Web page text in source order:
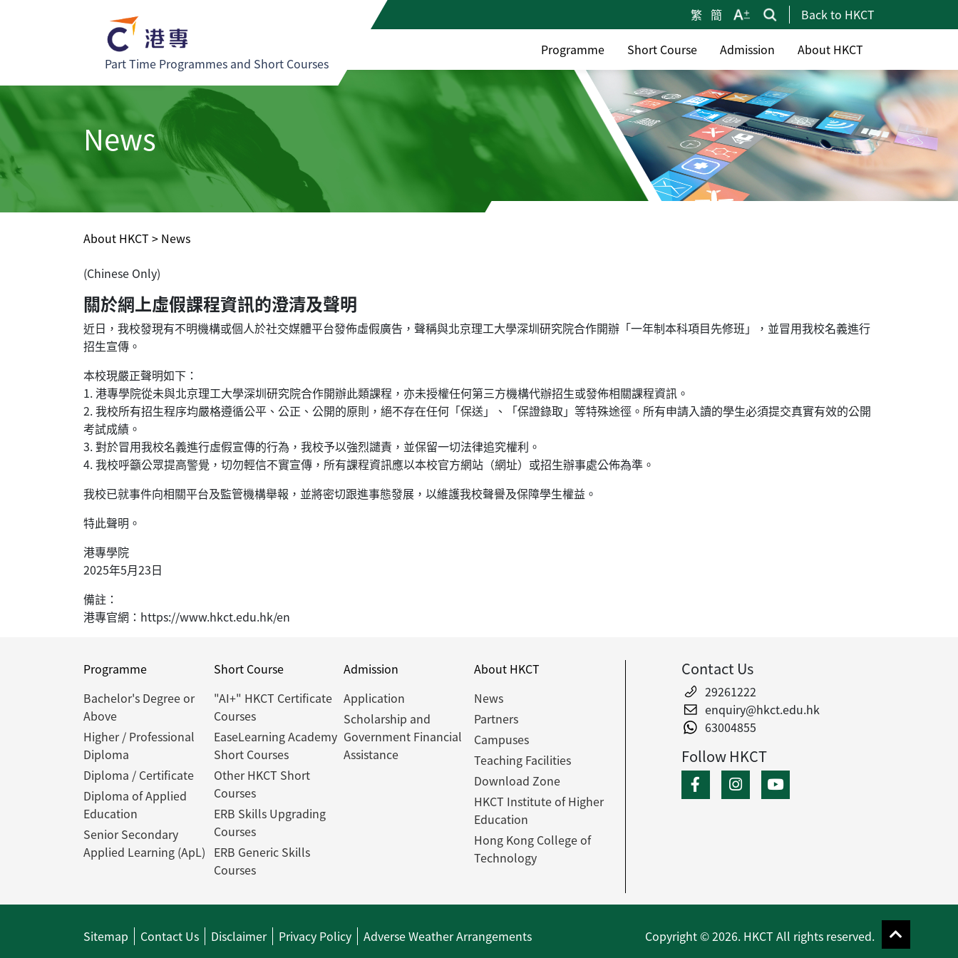
繁 簡 Back to HKCT
Part Time Programmes and Short Courses
Programme Short Course Admission About HKCT
News
About HKCT > News
(Chinese Only)
關於網上虛假課程資訊的澄清及聲明
近日，我校發現有不明機構或個人於社交媒體平台發佈虛假廣告，聲稱與北京理工大學深圳研究院合作開辦「一年制本科項目先修班」，並冒用我校名義進行
招生宣傳。
本校現嚴正聲明如下：
1. 港專學院從未與北京理工大學深圳研究院合作開辦此類課程，亦未授權任何第三方機構代辦招生或發佈相關課程資訊。
2. 我校所有招生程序均嚴格遵循公平、公正、公開的原則，絕不存在任何「保送」、「保證錄取」等特殊途徑。所有申請入讀的學生必須提交真實有效的公開
考試成績。
3. 對於冒用我校名義進行虛假宣傳的行為，我校予以強烈譴責，並保留一切法律追究權利。
4. 我校呼籲公眾提高警覺，切勿輕信不實宣傳，所有課程資訊應以本校官方網站（網址）或招生辦事處公佈為準。
我校已就事件向相關平台及監管機構舉報，並將密切跟進事態發展，以維護我校聲譽及保障學生權益。
特此聲明。
港專學院
2025年5月23日
備註：
港專官網：https://www.hkct.edu.hk/en
Programme
Bachelor's Degree or
Above
Higher / Professional
Diploma
Diploma / Certificate
Diploma of Applied
Education
Senior Secondary
Applied Learning (ApL)
Short Course
"AI+" HKCT Certificate
Courses
EaseLearning Academy
Short Courses
Other HKCT Short
Courses
ERB Skills Upgrading
Courses
ERB Generic Skills
Courses
Admission
Application
Scholarship and
Government Financial
Assistance
About HKCT
News
Partners
Campuses
Teaching Facilities
Download Zone
HKCT Institute of Higher
Education
Hong Kong College of
Technology
Contact Us
29261222
enquiry@hkct.edu.hk
63004855
Follow HKCT
Sitemap Contact Us Disclaimer Privacy Policy Adverse Weather Arrangements Copyright © 2026. HKCT All rights reserved.